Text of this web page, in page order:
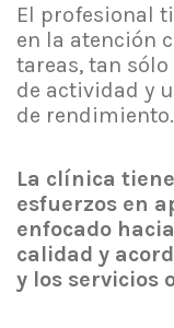
El profesional
en la atención
tareas, tan
de actividad y
de rendimiento.
La clínica
esfuerzos en
enfocado
calidad y
y los servicios